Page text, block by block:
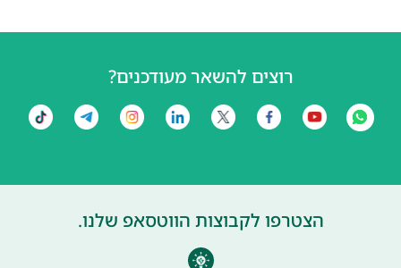
רוצים להשאר מעודכנים?
הצטרפו לקבוצות הווטסאפ שלנו.